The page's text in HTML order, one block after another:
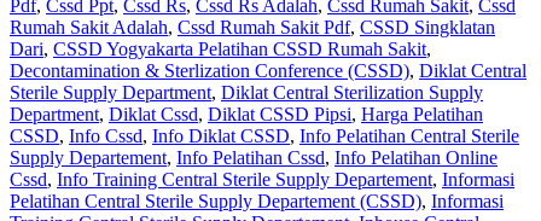
Pdf, Cssd Ppt, Cssd Rs, Cssd Rs Adalah, Cssd Rumah Sakit, Cssd
Rumah Sakit Adalah, Cssd Rumah Sakit Pdf, CSSD Singklatan
Dari, CSSD Yogyakarta Pelatihan CSSD Rumah Sakit,
Decontamination & Sterlization Conference (CSSD), Diklat Central
Sterile Supply Department, Diklat Central Sterilization Supply
Department, Diklat Cssd, Diklat CSSD Pipsi, Harga Pelatihan
CSSD, Info Cssd, Info Diklat CSSD, Info Pelatihan Central Sterile
Supply Departement, Info Pelatihan Cssd, Info Pelatihan Online
Cssd, Info Training Central Sterile Supply Departement, Informasi
Pelatihan Central Sterile Supply Departement (CSSD), Informasi